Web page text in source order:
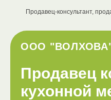
ООО
Продавец-консультант,
Продавец
кухонной